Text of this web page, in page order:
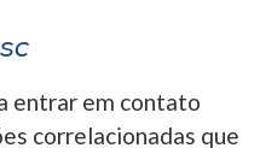
entrar em contato
correlacionadas que